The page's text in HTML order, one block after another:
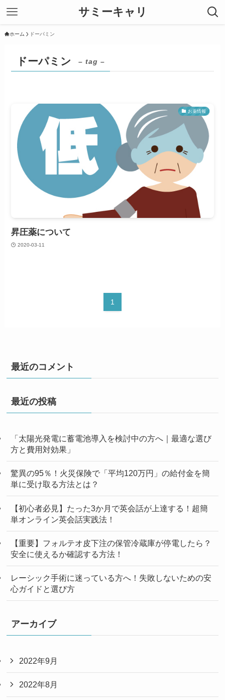
サミーキャリ
ホーム ドーパミン
ドーパミン – tag –
お薬情報
昇圧薬について
2020-03-11
1
最近のコメント
最近の投稿
「太陽光発電に蓄電池導入を検討中の方へ｜最適な選び
方と費用対効果」
驚異の95％！火災保険で「平均120万円」の給付金を簡
単に受け取る方法とは？
【初心者必見】たった3か月で英会話が上達する！超簡
単オンライン英会話実践法！
【重要】フォルテオ皮下注の保管冷蔵庫が停電したら？
安全に使えるか確認する方法！
レーシック手術に迷っている方へ！失敗しないための安
心ガイドと選び方
アーカイブ
2022年9月
2022年8月